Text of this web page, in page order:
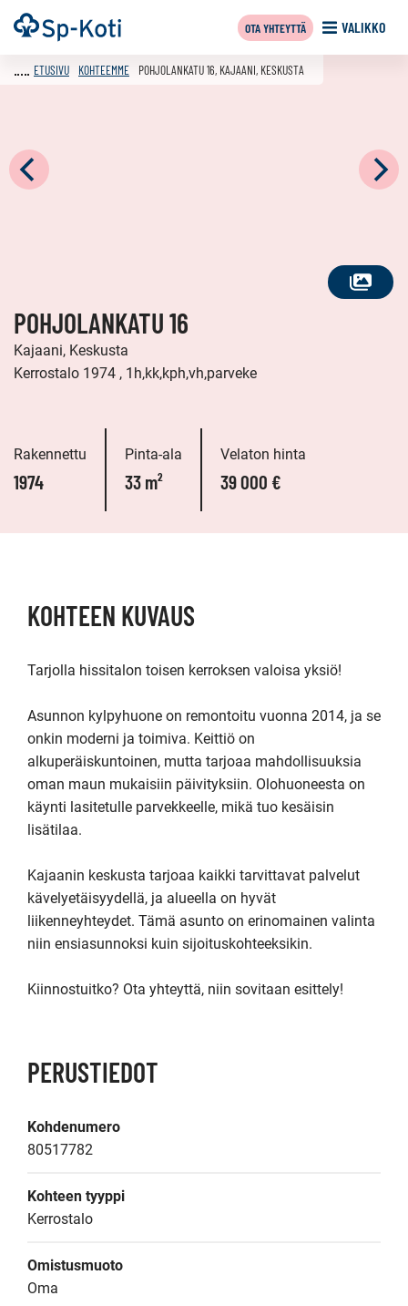
Siirry
sisältöön
Etusivu VALIKKO
OTA YHTEYTTÄ
KATSO
ETUSIVU KOHTEEMME POHJOLANKATU 16, KAJAANI, KESKUSTA
POHJOLANKATU 16
Kajaani, Keskusta
Kerrostalo 1974 , 1h,kk,kph,vh,parveke
Rakennettu
1974
Pinta-ala
33 m²
Velaton hinta
39 000 €
KOHTEEN KUVAUS
Tarjolla hissitalon toisen kerroksen valoisa yksiö!
Asunnon kylpyhuone on remontoitu vuonna 2014, ja se
onkin moderni ja toimiva. Keittiö on
alkuperäiskuntoinen, mutta tarjoaa mahdollisuuksia
oman maun mukaisiin päivityksiin. Olohuoneesta on
käynti lasitetulle parvekkeelle, mikä tuo kesäisin
lisätilaa.
Kajaanin keskusta tarjoaa kaikki tarvittavat palvelut
kävelyetäisyydellä, ja alueella on hyvät
liikenneyhteydet. Tämä asunto on erinomainen valinta
niin ensiasunnoksi kuin sijoituskohteeksikin.
Kiinnostuitko? Ota yhteyttä, niin sovitaan esittely!
PERUSTIEDOT
Kohdenumero
80517782
Kohteen tyyppi
Kerrostalo
Omistusmuoto
Oma